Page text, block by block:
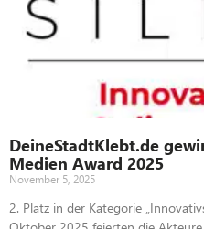
DeineStadtKlebt.de
Medien Award 2025
November 5, 2025
2. Platz in der Kategorie